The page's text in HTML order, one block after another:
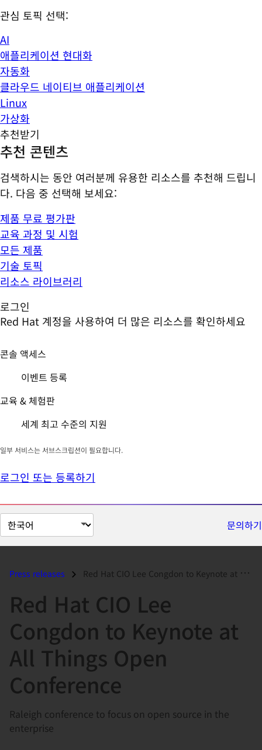
관심 토픽 선택:
AI
애플리케이션 현대화
자동화
클라우드 네이티브 애플리케이션
Linux
가상화
추천받기
추천 콘텐츠
검색하시는 동안 여러분께 유용한 리소스를 추천해 드립니
다. 다음 중 선택해 보세요:
제품 무료 평가판
교육 과정 및 시험
모든 제품
기술 토픽
리소스 라이브러리
로그인
Red Hat 계정을 사용하여 더 많은 리소스를 확인하세요
콘솔 액세스
이벤트 등록
교육 & 체험판
세계 최고 수준의 지원
일부 서비스는 서브스크립션이 필요합니다.
로그인 또는 등록하기
페
이
문의하기
Press releases Red Hat CIO Lee Congdon to Keynote at All Things Open Conference...
Red Hat CIO Lee
Congdon to Keynote at
All Things Open
Conference
Raleigh conference to focus on open source in the
enterprise